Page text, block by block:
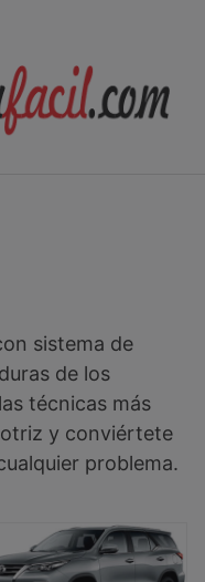
sistema de
de los
técnicas más
y conviértete
problema.